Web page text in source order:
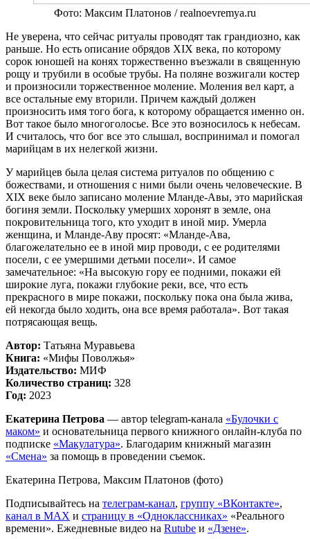
Фото: Максим Платонов / realnoevremya.ru
Не уверена, что сейчас ритуалы проводят так грандиозно, как
раньше. Но есть описание обрядов XIX века, по которому
сорок юношей на конях торжественно въезжали в священную
рощу и трубили в особые трубы. На поляне возжигали костер
и произносили торжественное моление. Моления вел карт, а
все остальные ему вторили. Причем каждый должен
произносить имя того бога, к которому обращается именно он.
Вот такое было многоголосье. Все это возносилось к небесам.
И считалось, что бог все это слышал, воспринимал и помогал
марийцам в их нелегкой жизни.
У марийцев была целая система ритуалов по общению с
божествами, и отношения с ними были очень человеческие. В
XIX веке было записано моление Мланде-Авы, это марийская
богиня земли. Поскольку умерших хоронят в земле, она
покровительница того, кто уходит в иной мир. Умерла
женщина, и Мланде-Аву просят: «Мланде-Ава,
благожелательно ее в иной мир проводи, с ее родителями
посели, с ее умершими детьми посели». И самое
замечательное: «На высокую гору ее подними, покажи ей
широкие луга, покажи глубокие реки, все, что есть
прекрасного в мире покажи, поскольку пока она была жива,
ей некогда было ходить, она все время работала». Вот такая
потрясающая вещь.
Автор: Татьяна Муравьева
Книга: «Мифы Поволжья»
Издательство: МИФ
Количество страниц: 328
Год: 2023
Екатерина Петрова — автор telegram-канала «Булочки с
маком» и основательница первого книжного онлайн-клуба по
подписке «Макулатура». Благодарим книжный магазин
«Смена» за помощь в проведении съемок.
Екатерина Петрова, Максим Платонов (фото)
Подписывайтесь на телеграм-канал, группу «ВКонтакте»,
канал в MAX и страницу в «Одноклассниках» «Реального
времени». Ежедневные видео на Rutube и «Дзене».